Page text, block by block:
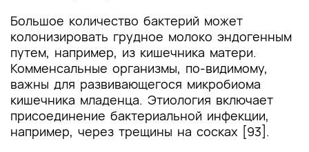
Большое количество бактерий может
колонизировать грудное молоко эндогенным
путем, например, из кишечника матери.
Комменсальные организмы, по-видимому,
важны для развивающегося микробиома
кишечника младенца. Этиология включает
присоединение бактериальной инфекции,
например, через трещины на сосках [93].